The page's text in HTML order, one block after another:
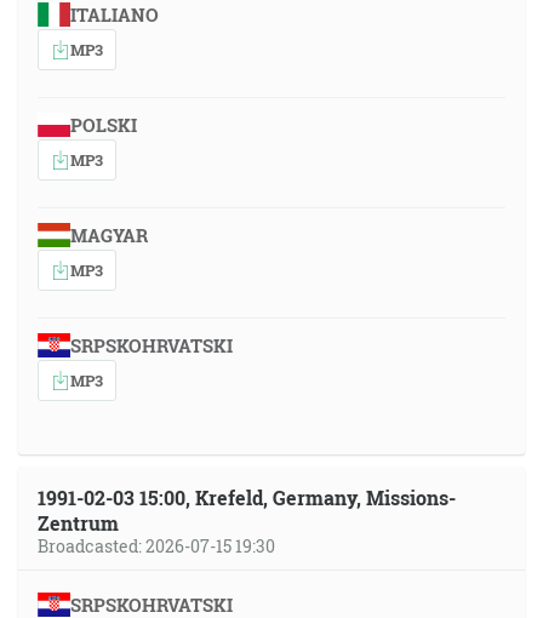
ITALIANO
MP3
POLSKI
MP3
MAGYAR
MP3
SRPSKOHRVATSKI
MP3
1991-02-03 15:00, Krefeld, Germany, Missions-
Zentrum
Broadcasted: 2026-07-15 19:30
SRPSKOHRVATSKI